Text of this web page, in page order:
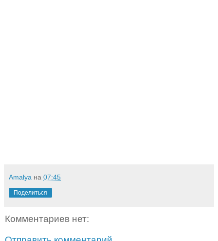
Amalya на 07:45
Поделиться
Комментариев нет: